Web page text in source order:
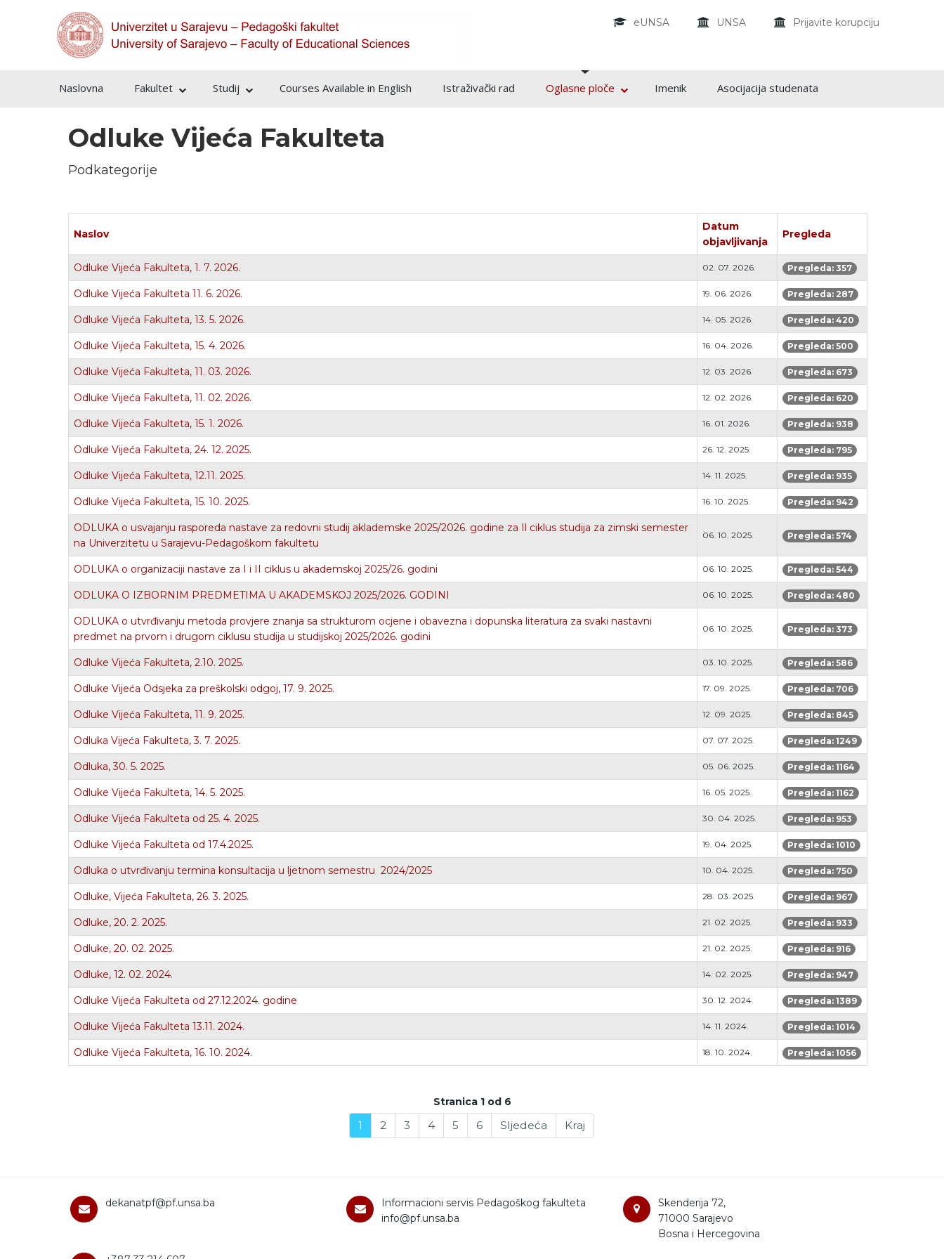
eUNSA UNSA Prijavite korupciju
Naslovna Fakultet Studij Courses Available in English Istraživački rad Oglasne ploče Imenik Asocijacija studenata
Odluke Vijeća Fakulteta
Podkategorije
Naslov
Datum
objavljivanja
Pregleda
Odluke Vijeća Fakulteta, 1. 7. 2026. 02. 07. 2026. Pregleda: 357
Odluke Vijeća Fakulteta 11. 6. 2026. 19. 06. 2026. Pregleda: 287
Odluke Vijeća Fakulteta, 13. 5. 2026. 14. 05. 2026. Pregleda: 420
Odluke Vijeća Fakulteta, 15. 4. 2026. 16. 04. 2026. Pregleda: 500
Odluke Vijeća Fakulteta, 11. 03. 2026. 12. 03. 2026. Pregleda: 673
Odluke Vijeća Fakulteta, 11. 02. 2026. 12. 02. 2026. Pregleda: 620
Odluke Vijeća Fakulteta, 15. 1. 2026. 16. 01. 2026. Pregleda: 938
Odluke Vijeća Fakulteta, 24. 12. 2025. 26. 12. 2025. Pregleda: 795
Odluke Vijeća Fakulteta, 12.11. 2025. 14. 11. 2025. Pregleda: 935
Odluke Vijeća Fakulteta, 15. 10. 2025. 16. 10. 2025. Pregleda: 942
ODLUKA o usvajanju rasporeda nastave za redovni studij aklademske 2025/2026. godine za Il ciklus studija za zimski semester
na Univerzitetu u Sarajevu-Pedagoškom fakultetu
06. 10. 2025. Pregleda: 574
ODLUKA o organizaciji nastave za I i II ciklus u akademskoj 2025/26. godini 06. 10. 2025. Pregleda: 544
ODLUKA O IZBORNIM PREDMETIMA U AKADEMSKOJ 2025/2026. GODINI 06. 10. 2025. Pregleda: 480
ODLUKA o utvrđivanju metoda provjere znanja sa strukturom ocjene i obavezna i dopunska literatura za svaki nastavni
predmet na prvom i drugom ciklusu studija u studijskoj 2025/2026. godini
06. 10. 2025. Pregleda: 373
Odluke Vijeća Fakulteta, 2.10. 2025. 03. 10. 2025. Pregleda: 586
Odluke Vijeća Odsjeka za preškolski odgoj, 17. 9. 2025. 17. 09. 2025. Pregleda: 706
Odluke Vijeća Fakulteta, 11. 9. 2025. 12. 09. 2025. Pregleda: 845
Odluka Vijeća Fakulteta, 3. 7. 2025. 07. 07. 2025. Pregleda: 1249
Odluka, 30. 5. 2025. 05. 06. 2025. Pregleda: 1164
Odluke Vijeća Fakulteta, 14. 5. 2025. 16. 05. 2025. Pregleda: 1162
Odluke Vijeća Fakulteta od 25. 4. 2025. 30. 04. 2025. Pregleda: 953
Odluke Vijeća Fakulteta od 17.4.2025. 19. 04. 2025. Pregleda: 1010
Odluka o utvrđivanju termina konsultacija u ljetnom semestru 2024/2025 10. 04. 2025. Pregleda: 750
Odluke, Vijeća Fakulteta, 26. 3. 2025. 28. 03. 2025. Pregleda: 967
Odluke, 20. 2. 2025. 21. 02. 2025. Pregleda: 933
Odluke, 20. 02. 2025. 21. 02. 2025. Pregleda: 916
Odluke, 12. 02. 2024. 14. 02. 2025. Pregleda: 947
Odluke Vijeća Fakulteta od 27.12.2024. godine 30. 12. 2024. Pregleda: 1389
Odluke Vijeća Fakulteta 13.11. 2024. 14. 11. 2024. Pregleda: 1014
Odluke Vijeća Fakulteta, 16. 10. 2024. 18. 10. 2024. Pregleda: 1056
Stranica 1 od 6
1 2 3 4 5 6 Sljedeća Kraj
dekanatpf@pf.unsa.ba
Informacioni servis Pedagoškog fakulteta
info@pf.unsa.ba
Skenderija 72,
71000 Sarajevo
Bosna i Hercegovina